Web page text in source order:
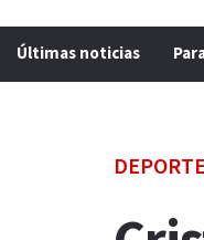
Últimas noticias